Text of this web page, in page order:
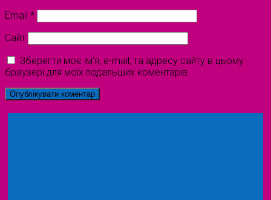
Email *
Сайт
Зберегти моє ім'я, e-mail, та адресу сайту в цьому
браузері для моїх подальших коментарів.